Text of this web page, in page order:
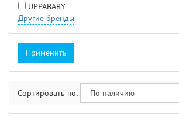
UPPABABY
Другие бренды
Сортировать по: